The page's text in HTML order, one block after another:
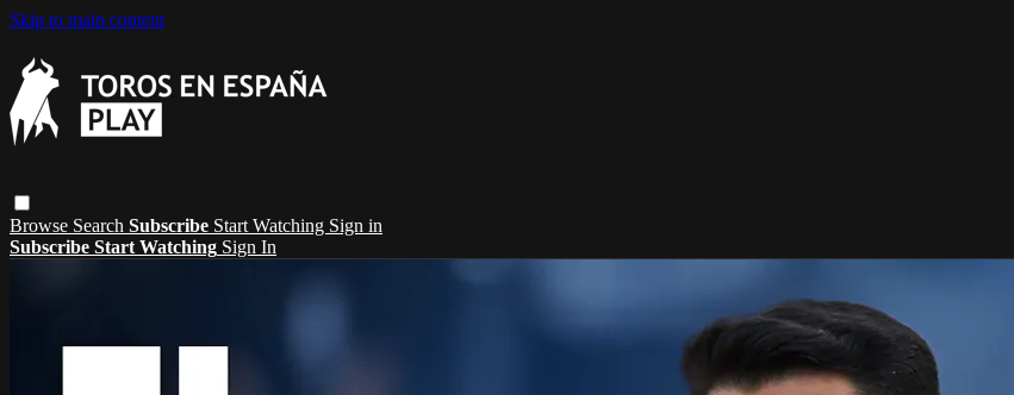
Skip to main content
Browse Search Subscribe Start Watching Sign in
Subscribe Start Watching Sign In